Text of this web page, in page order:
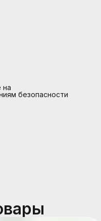
на
безопасности